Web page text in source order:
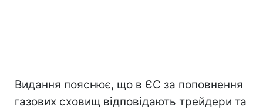
Видання пояснює, що в ЄС за поповнення
газових сховищ відповідають трейдери та